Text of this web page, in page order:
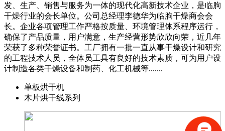
发、生产、销售与服务为一体的现代化高新技术企业，是临朐
干燥行业的会长单位。公司总经理李德华为临朐干燥商会会
长。企业各项管理工作严格按质量、环境管理体系程序运行，
确保了产品质量，用户满意，生产经营形势欣欣向荣，近几年
荣获了多种荣誉证书。工厂拥有一批一直从事干燥设计和研究
的工程技术人员，全体员工具有良好的技术素质，可为用户设
计制造各类干燥设备和制药、化工机械等.......
单板烘干机
木片烘干线系列